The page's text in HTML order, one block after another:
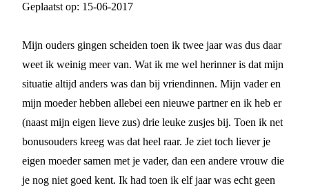
Geplaatst op: 15-06-2017
Mijn ouders gingen scheiden toen ik twee jaar was dus daar
weet ik weinig meer van. Wat ik me wel herinner is dat mijn
situatie altijd anders was dan bij vriendinnen. Mijn vader en
mijn moeder hebben allebei een nieuwe partner en ik heb er
(naast mijn eigen lieve zus) drie leuke zusjes bij. Toen ik net
bonusouders kreeg was dat heel raar. Je ziet toch liever je
eigen moeder samen met je vader, dan een andere vrouw die
je nog niet goed kent. Ik had toen ik elf jaar was echt geen